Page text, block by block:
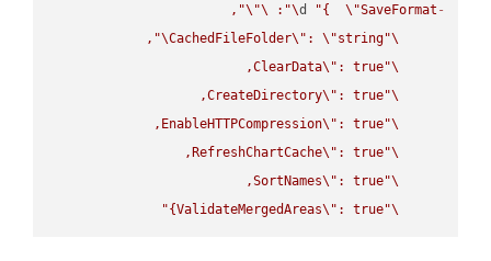
-
d "{ \"SaveFormat
\"
:
\"
\"
\"
CachedFileFolder\" : \"string
\"
\"
ClearData\"
\"
CreateDirectory\"
\"
EnableHTTPCompression\"
\"
RefreshChartCache\"
\"
SortNames\"
\"
ValidateMergedAreas\" : true}"